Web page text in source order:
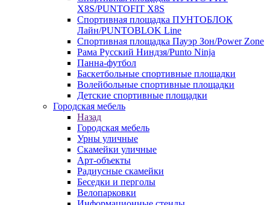
X8S/PUNTOFIT X8S
Спортивная площадка ПУНТОБЛОК
Лайн/PUNTOBLOK Line
Спортивная площадка Пауэр Зон/Power Zone
Рама Русский Ниндзя/Punto Ninja
Панна-футбол
Баскетбольные спортивные площадки
Волейбольные спортивные площадки
Детские спортивные площадки
Городская мебель
Назад
Городская мебель
Урны уличные
Скамейки уличные
Арт-объекты
Радиусные скамейки
Беседки и перголы
Велопарковки